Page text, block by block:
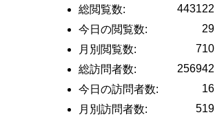
443122
総閲覧数:
29
今日の閲覧数:
710
月別閲覧数:
256942
総訪問者数:
16
今日の訪問者数:
519
月別訪問者数: